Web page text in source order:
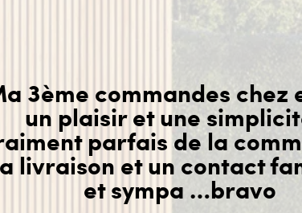
3ème commandes chez
un plaisir et une
parfais de la
livraison et un contact
et sympa …bravo